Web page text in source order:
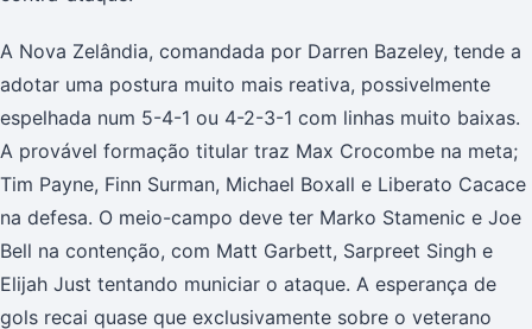
A Nova Zelândia, comandada por Darren Bazeley, tende a
adotar uma postura muito mais reativa, possivelmente
espelhada num 5-4-1 ou 4-2-3-1 com linhas muito baixas.
A provável formação titular traz Max Crocombe na meta;
Tim Payne, Finn Surman, Michael Boxall e Liberato Cacace
na defesa. O meio-campo deve ter Marko Stamenic e Joe
Bell na contenção, com Matt Garbett, Sarpreet Singh e
Elijah Just tentando municiar o ataque. A esperança de
gols recai quase que exclusivamente sobre o veterano